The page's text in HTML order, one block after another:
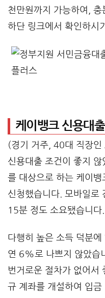
천만원까지 가능하여, 충
하단 링크에서 확인하시
케이뱅크 신용대
(경기 거주, 40대 직장
신용대출 조건이 좋지 않
를 대상으로 하는 케이뱅
신청했습니다. 모바일로
15분 정도 소요됐습니다.
다행히 높은 소득 덕분
연 6%로 나쁘지 않았습
번거로운 절차가 없어서
규 계좌를 개설하여 입